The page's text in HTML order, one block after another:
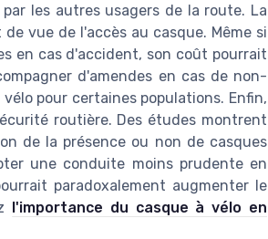
les autres usagers de la route. La
vue de l'accès au casque. Même si
en cas d'accident, son coût pourrait
d'amendes en cas de non-
pour certaines populations. Enfin,
routière. Des études montrent
de la présence ou non de casques
une conduite moins prudente en
paradoxalement augmenter le
l'importance du casque à vélo en